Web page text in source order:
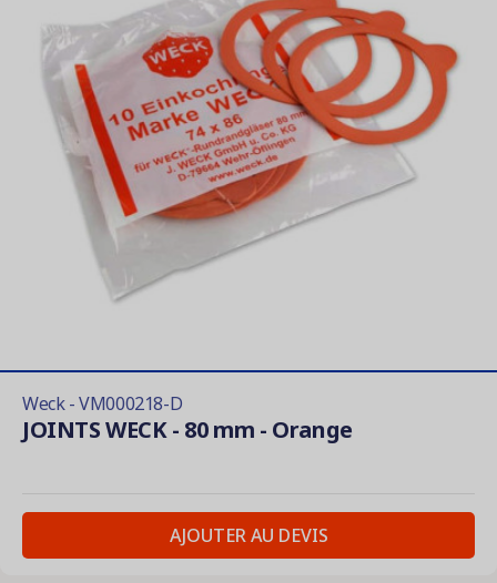
Weck - VM000218-D
JOINTS WECK - 80 mm - Orange
AJOUTER AU DEVIS